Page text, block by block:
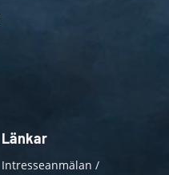
Länkar
Intresseanmälan /